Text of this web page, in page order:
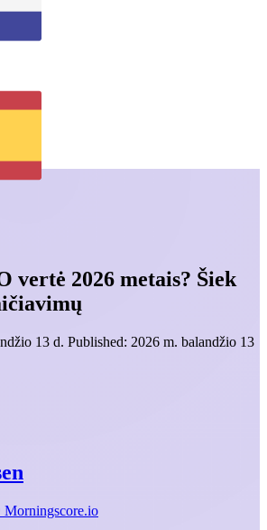
vertė 2026 metais? Šiek
13 d. Published: 2026 m. balandžio 13